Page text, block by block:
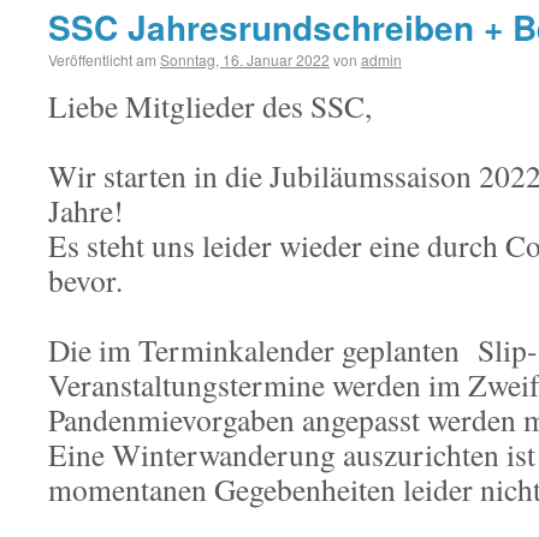
SSC Jahresrundschreiben +
Veröffentlicht am Sonntag, 16. Januar 2022 von admin
Liebe Mitglieder des SSC,
Wir starten in die Jubiläumssaison
Jahre!
Es steht uns leider wieder eine durch
bevor.
Die im Terminkalender geplanten
Veranstaltungstermine werden im
Pandenmievorgaben angepasst werden
Eine Winterwanderung auszurichten
momentanen Gegebenheiten leider